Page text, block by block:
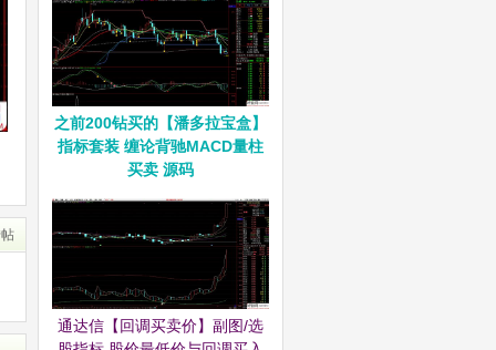
之前200钻买的【潘多拉宝盒】
指标套装 缠论背驰MACD量柱
买卖 源码
通达信【回调买卖价】副图/选